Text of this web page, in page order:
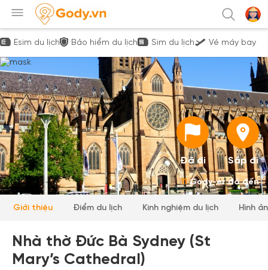
Esim du lịch Bảo hiểm du lịch Sim du lịch Vé máy bay
Đã đi Sắp đi
11Gody-er đã đến
Giới thiệu Điểm du lịch Kinh nghiệm du lịch Hình
Nhà thờ Đức Bà Sydney (St
Mary’s Cathedral)